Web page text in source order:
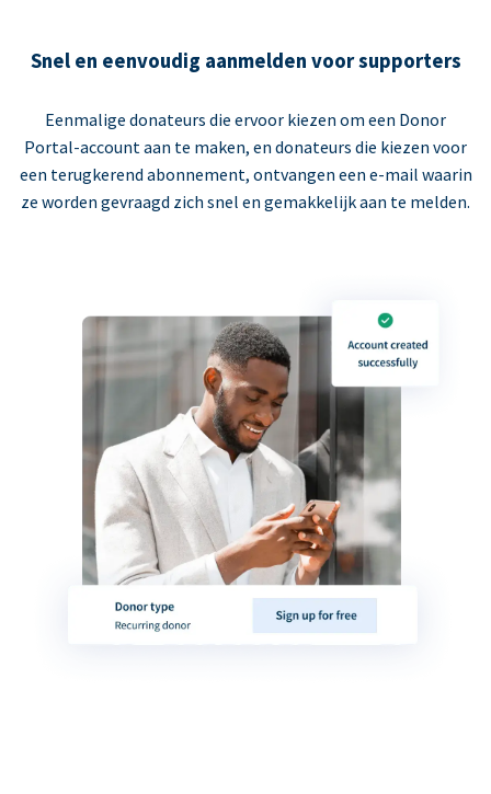
Snel en eenvoudig aanmelden voor supporters
Eenmalige donateurs die ervoor kiezen om een Donor
Portal-account aan te maken, en donateurs die kiezen voor
een terugkerend abonnement, ontvangen een e-mail waarin
ze worden gevraagd zich snel en gemakkelijk aan te melden.